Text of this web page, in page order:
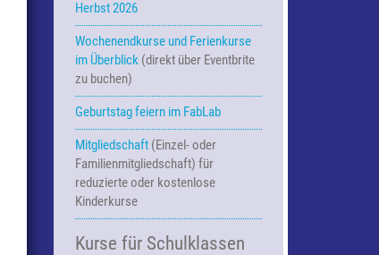
Herbst 2026
Wochenendkurse und Ferienkurse
im Überblick(direkt über Eventbrite
zu buchen)
Geburtstag feiern im FabLab
Mitgliedschaft(Einzel- oder
Familienmitgliedschaft) für
reduzierte oder kostenlose
Kinderkurse
Kurse für Schulklassen